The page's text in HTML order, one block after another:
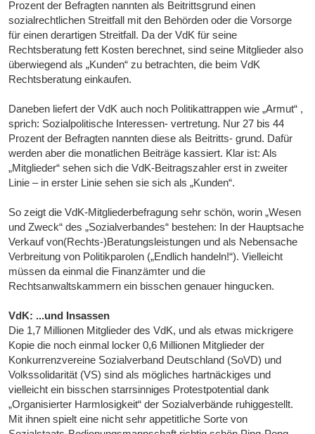
Prozent der Befragten nannten als Beitrittsgrund einen
sozialrechtlichen Streitfall mit den Behörden oder die Vorsorge
für einen derartigen Streitfall. Da der VdK für seine
Rechtsberatung fett Kosten berechnet, sind seine Mitglieder also
überwiegend als „Kunden“ zu betrachten, die beim VdK
Rechtsberatung einkaufen.
Daneben liefert der VdK auch noch Politikattrappen wie „Armut“ ,
sprich: Sozialpolitische Interessen- vertretung. Nur 27 bis 44
Prozent der Befragten nannten diese als Beitritts- grund. Dafür
werden aber die monatlichen Beiträge kassiert. Klar ist: Als
„Mitglieder“ sehen sich die VdK-Beitragszahler erst in zweiter
Linie – in erster Linie sehen sie sich als „Kunden“.
So zeigt die VdK-Mitgliederbefragung sehr schön, worin „Wesen
und Zweck“ des „Sozialverbandes“ bestehen: In der Hauptsache
Verkauf von(Rechts-)Beratungsleistungen und als Nebensache
Verbreitung von Politikparolen („Endlich handeln!“). Vielleicht
müssen da einmal die Finanzämter und die
Rechtsanwaltskammern ein bisschen genauer hingucken.
VdK: ...und Insassen
Die 1,7 Millionen Mitglieder des VdK, und als etwas mickrigere
Kopie die noch einmal locker 0,6 Millionen Mitglieder der
Konkurrenzvereine Sozialverband Deutschland (SoVD) und
Volkssolidarität (VS) sind als mögliches hartnäckiges und
vielleicht ein bisschen starrsinniges Protestpotential dank
„Organisierter Harmlosigkeit“ der Sozialverbände ruhiggestellt.
Mit ihnen spielt eine nicht sehr appetitliche Sorte von